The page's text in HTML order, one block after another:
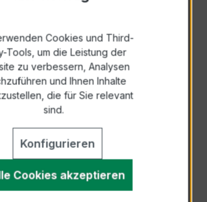
hinzufügen
Anfrage telefonisch
Als PDF exportieren
Cookies und Third-
Tools, um die Leistung der
zu verbessern, Analysen
und Ihnen Inhalte
die für Sie relevant
sind.
Konfigurieren
Cookies akzeptieren